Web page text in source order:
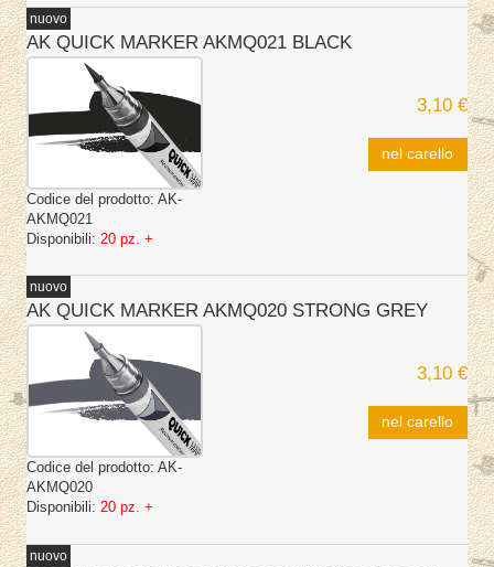
AK QUICK MARKER AKMQ021 BLACK
Codice del prodotto: AK-
AKMQ021
Disponibili: 20 pz. +
3,10 €
nel carello
nuovo
AK QUICK MARKER AKMQ020 STRONG GREY
Codice del prodotto: AK-
AKMQ020
Disponibili: 20 pz. +
3,10 €
nel carello
nuovo
nuovo